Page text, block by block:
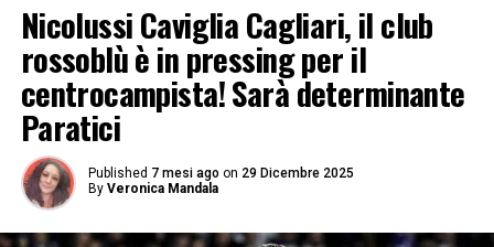
Nicolussi Caviglia Cagliari, il club
rossoblù è in pressing per il
centrocampista! Sarà determinante
Paratici
Published 7 mesi ago on 29 Dicembre 2025
By Veronica Mandala